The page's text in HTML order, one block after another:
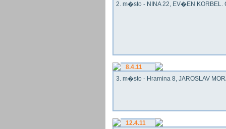
2. m�sto - NINA 22, EV�EN KORBEL.
8.4.11
3. m�sto - Hramina 8, JAROSLAV
12.4.11